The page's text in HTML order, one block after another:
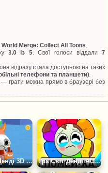
Merge: Collect All Toons
3.0 із 5. Свої голоси віддали7
відразу стала доступною на таких
телефони та планшети)
грати можна прямо в браузері без
Гра Світ Денді 3D Симулятор Гра Світ Денді АСМР Сквіш Релакс Мод: Миття